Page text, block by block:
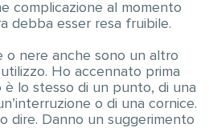
complicazione al momento
debba esser resa fruibile.
o nere anche sono un altro
Ho accennato prima
lo stesso di un punto, di una
o di una cornice.
dire. Danno un suggerimento